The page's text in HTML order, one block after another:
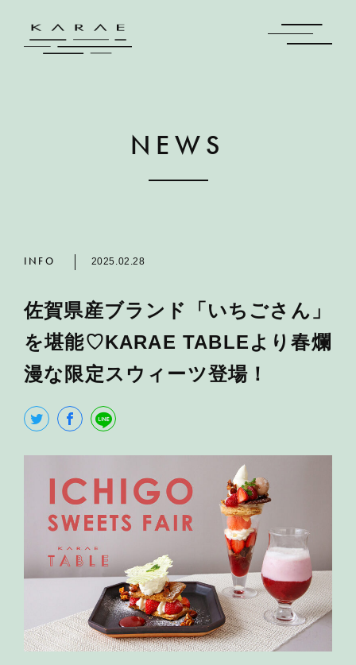
NEWS
INFO 2025.02.28
佐賀県産ブランド「いちごさん」
を堪能♡KARAE TABLEより春爛
漫な限定スウィーツ登場！